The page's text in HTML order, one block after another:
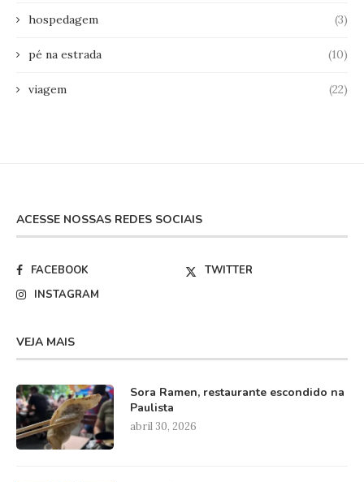
hospedagem (3)
pé na estrada (10)
viagem (22)
ACESSE NOSSAS REDES SOCIAIS
FACEBOOK
TWITTER
INSTAGRAM
VEJA MAIS
Sora Ramen, restaurante escondido na
Paulista
abril 30, 2026